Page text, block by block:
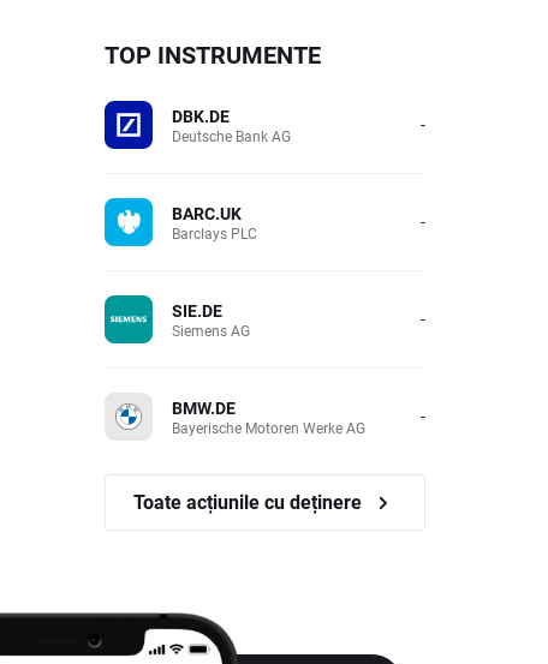
TOP INSTRUMENTE
DBK.DE
Deutsche Bank AG -
BARC.UK
Barclays PLC -
SIE.DE
Siemens AG -
BMW.DE
Bayerische Motoren Werke AG -
Toate acțiunile cu deținere